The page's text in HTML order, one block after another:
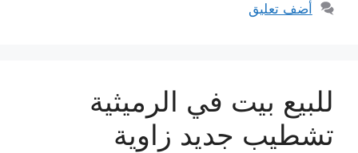
أضف تعليق
للبيع بيت في الرميثية
تشطيب جديد زاوية